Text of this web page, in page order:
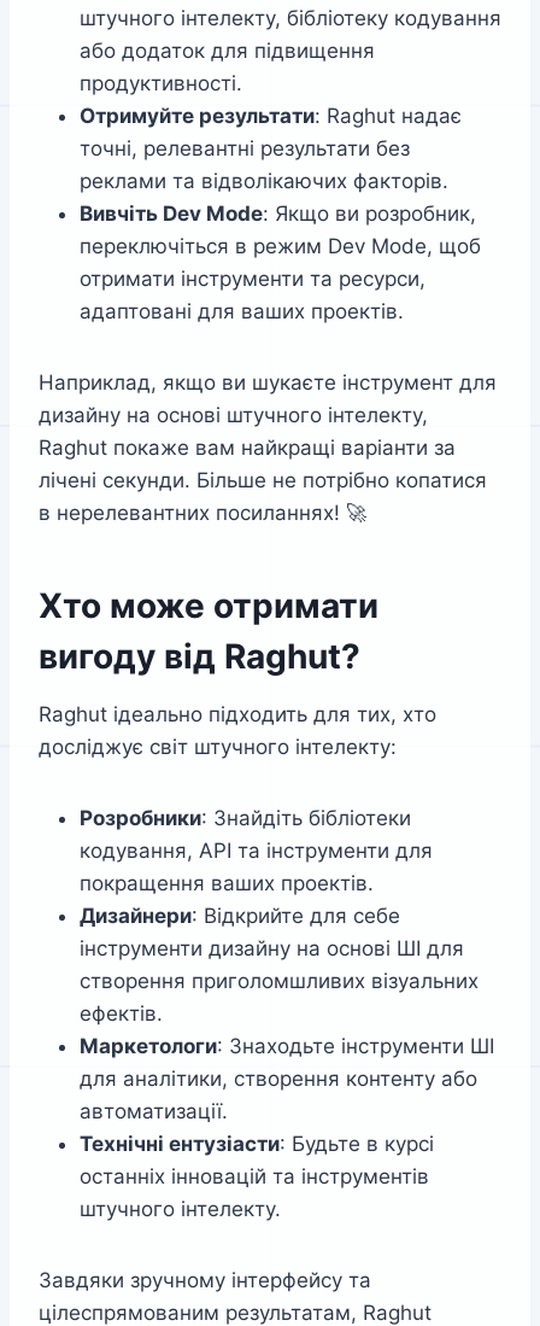
штучного інтелекту, бібліотеку кодування
або додаток для підвищення
продуктивності.
Отримуйте результати: Raghut надає
точні, релевантні результати без
реклами та відволікаючих факторів.
Вивчіть Dev Mode: Якщо ви розробник,
переключіться в режим Dev Mode, щоб
отримати інструменти та ресурси,
адаптовані для ваших проектів.
Наприклад, якщо ви шукаєте інструмент для
дизайну на основі штучного інтелекту,
Raghut покаже вам найкращі варіанти за
лічені секунди. Більше не потрібно копатися
в нерелевантних посиланнях! 🚀
Хто може отримати
вигоду від Raghut?
Raghut ідеально підходить для тих, хто
досліджує світ штучного інтелекту:
Розробники: Знайдіть бібліотеки
кодування, API та інструменти для
покращення ваших проектів.
Дизайнери: Відкрийте для себе
інструменти дизайну на основі ШІ для
створення приголомшливих візуальних
ефектів.
Маркетологи: Знаходьте інструменти ШІ
для аналітики, створення контенту або
автоматизації.
Технічні ентузіасти: Будьте в курсі
останніх інновацій та інструментів
штучного інтелекту.
Завдяки зручному інтерфейсу та
цілеспрямованим результатам, Raghut